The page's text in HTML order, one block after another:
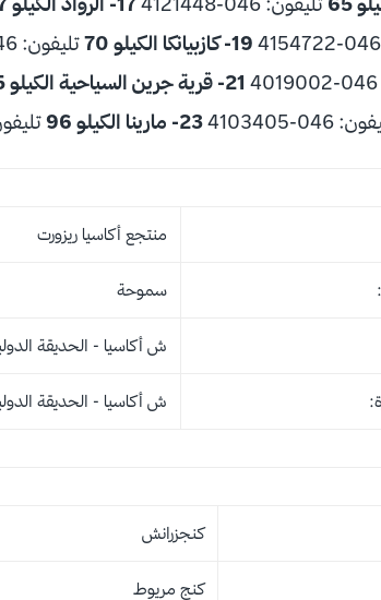
19- كازبيانكا الكيلو 70 تليفون: 046-4154401
21- قرية جرين السياحية الكيلو 75
046-4103405 23- مارينا الكيلو 96 تليفون: 046-
منتجع أكاسيا ريزورت
سموحة
ش أكاسيا - الحديقة
ش أكاسيا - الحديقة
كنجزرانش
كنج مريوط